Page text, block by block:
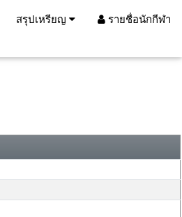
สรุปเหรียญ รายชื่อนักกีฬา